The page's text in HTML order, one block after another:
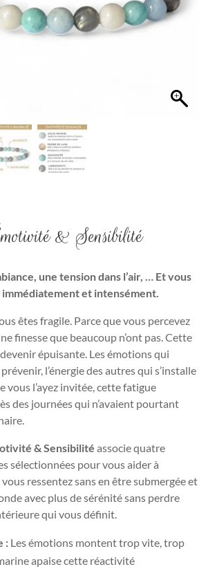
& Sensibilité
une tension dans l’air, … Et vous
et intensément.
êtes fragile. Parce que vous percevez
finesse que beaucoup n’ont pas. Cette
épuisante. Les émotions qui
l’énergie des autres qui s’installe
vous l’ayez invitée, cette fatigue
des journées qui n’avaient pourtant
& Sensibilité associe quatre
sélectionnées pour vous aider à
ressentez sans en être submergée et
avec plus de sérénité sans perdre
qui vous définit.
: Les émotions montent trop vite, trop
apaise cette réactivité